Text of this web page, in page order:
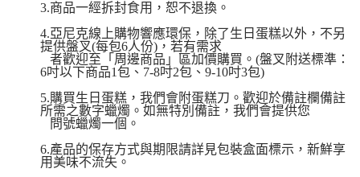
3.商品一經拆封食用，恕不退換。
4.亞尼克線上購物響應環保，除了生日蛋糕以外，不另
提供盤叉(每包6人份)，若有需求
者歡迎至「周邊商品」區加價購買。(盤叉附送標準：
6吋以下商品1包、7-8吋2包、9-10吋3包)
5.購買生日蛋糕，我們會附蛋糕刀。歡迎於備註欄備註
所需之數字蠟燭。如無特別備註，我們會提供您
問號蠟燭一個。
6.產品的保存方式與期限請詳見包裝盒面標示，新鮮享
用美味不流失。